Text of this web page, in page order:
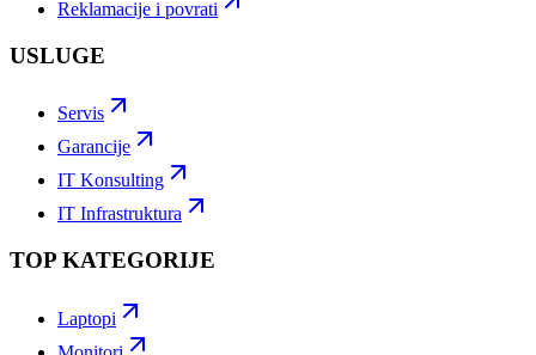
Reklamacije i povrati
USLUGE
Servis
Garancije
IT Konsulting
IT Infrastruktura
TOP KATEGORIJE
Laptopi